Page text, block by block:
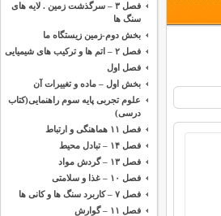
فصل ۳ – سرگذشت زمین . لایه های
سنگ ها
بخش دوم-زمین زیستگاه ما
فصل ۲ – اتم ها و ترکیب های شیمیایی
فصل اول
بخش اول – ماده و تغییرات آن
علوم تجربی پایه سوم راهنمایی(کتاب
درسی)
فصل ۱۱ هماهنگی و ارتباط
فصل ۱۴ – تبادل محیط
فصل ۱۳ – گردش مواد
فصل ۱۰ – غذا و سلامتی
فصل ۷ – کاربرد سنگ ها و کانی ها
فصل ۱۱ – گوارش